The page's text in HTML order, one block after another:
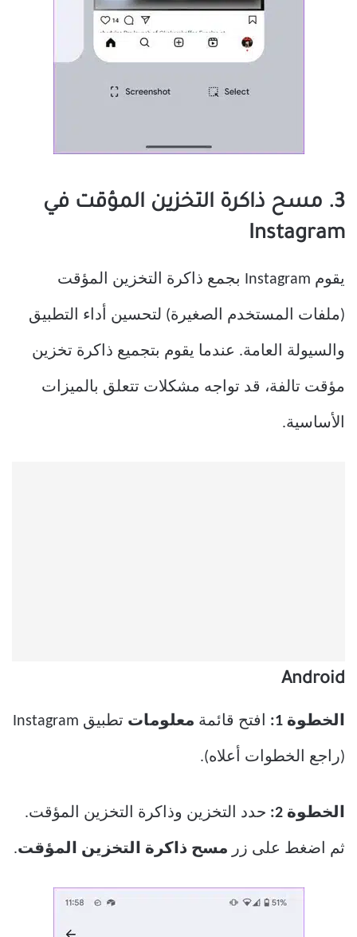
3. مسح ذاكرة التخزين المؤقت في
Instagram
يقوم Instagram بجمع ذاكرة التخزين المؤقت
(ملفات المستخدم الصغيرة) لتحسين أداء التطبيق
والسيولة العامة. عندما يقوم بتجميع ذاكرة تخزين
مؤقت تالفة، قد تواجه مشكلات تتعلق بالميزات
الأساسية.
Android
الخطوة 1: افتح قائمة معلومات تطبيق Instagram
(راجع الخطوات أعلاه).
الخطوة 2: حدد التخزين وذاكرة التخزين المؤقت.
ثم اضغط على زر مسح ذاكرة التخزين المؤقت.